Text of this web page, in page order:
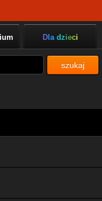
Dla dzieci
szukaj